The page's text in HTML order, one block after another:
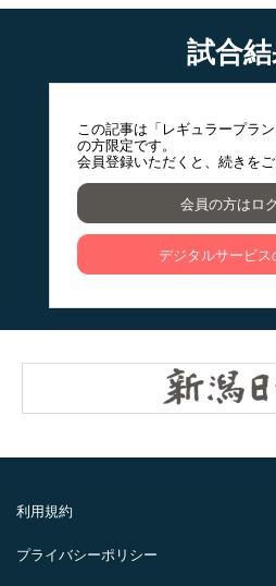
試合
この記事は「レギュラープラ
の方限定です。
会員登録いただくと、続きをご
会員の方はロ
デジタルサービス
利用規約
プライバシーポリシー